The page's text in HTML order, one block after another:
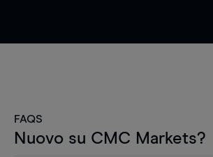
FAQS
Nuovo su CMC Markets?